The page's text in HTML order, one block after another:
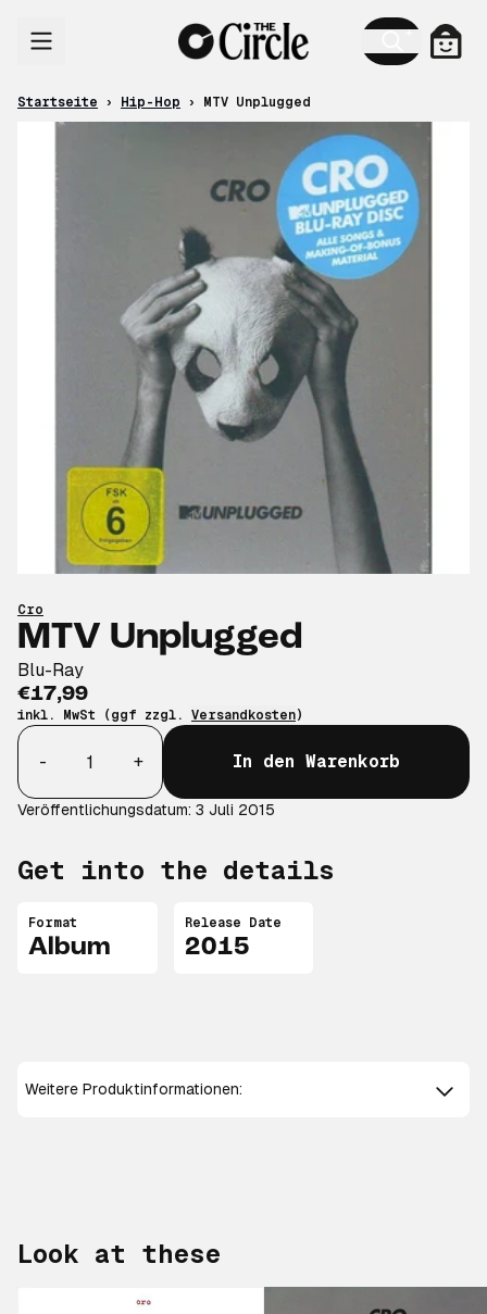
Startseite › Hip-Hop › MTV Unplugged
Cro
MTV Unplugged
Blu-Ray
€17,99
inkl. MwSt (ggf zzgl. Versandkosten)
Anzahl
-
+ In den Warenkorb
Veröffentlichungsdatum: 3 Juli 2015
Get into the details
Format
Album
Release Date
2015
Weitere Produktinformationen:
Look at these